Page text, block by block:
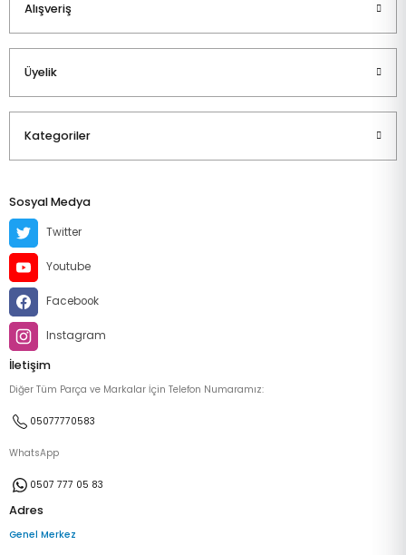
Alışveriş
Üyelik
Kategoriler
Sosyal Medya
Twitter
Youtube
Facebook
Instagram
İletişim
Diğer Tüm Parça ve Markalar İçin Telefon Numaramız:
05077770583
WhatsApp
0507 777 05 83
Adres
Genel Merkez